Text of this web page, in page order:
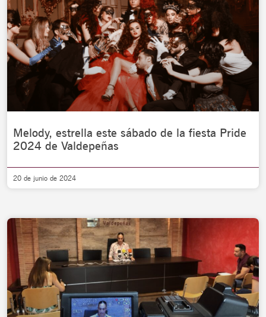
Melody, estrella este sábado de la fiesta Pride
2024 de Valdepeñas
20 de junio de 2024